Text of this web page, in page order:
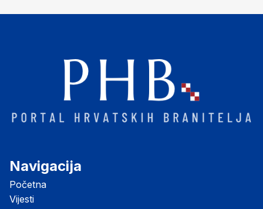
Navigacija
Početna
Vijesti